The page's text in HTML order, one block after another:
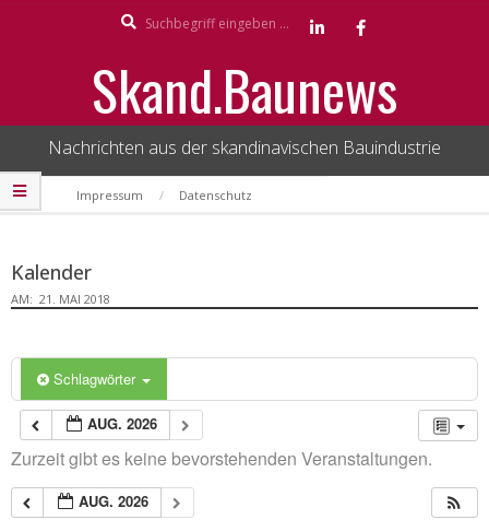
Skand.Baunews
Nachrichten aus der skandinavischen Bauindustrie
Secondary
Navigation
Impressum Datenschutz
Kalender
AM: 21. MAI 2018
Schlagwörter
AUG. 2026
Zurzeit gibt es keine bevorstehenden Veranstaltungen.
AUG. 2026